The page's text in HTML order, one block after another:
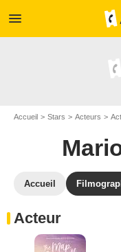
menu
Accueil Stars Acteurs
Accueil
Acteur